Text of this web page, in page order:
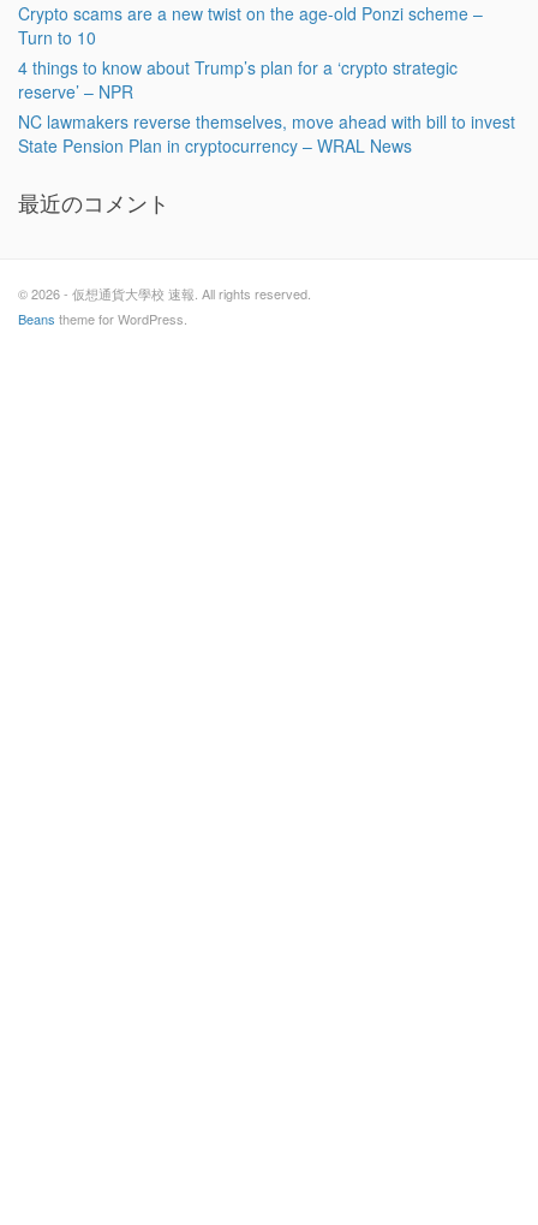
Crypto scams are a new twist on the age-old Ponzi scheme –
Turn to 10
4 things to know about Trump’s plan for a ‘crypto strategic
reserve’ – NPR
NC lawmakers reverse themselves, move ahead with bill to invest
State Pension Plan in cryptocurrency – WRAL News
最近のコメント
© 2026 - 仮想通貨大學校 速報. All rights reserved.
Beans theme for WordPress.